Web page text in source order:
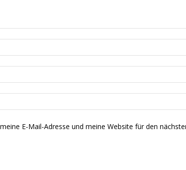
E-Mail-Adresse und meine Website für den